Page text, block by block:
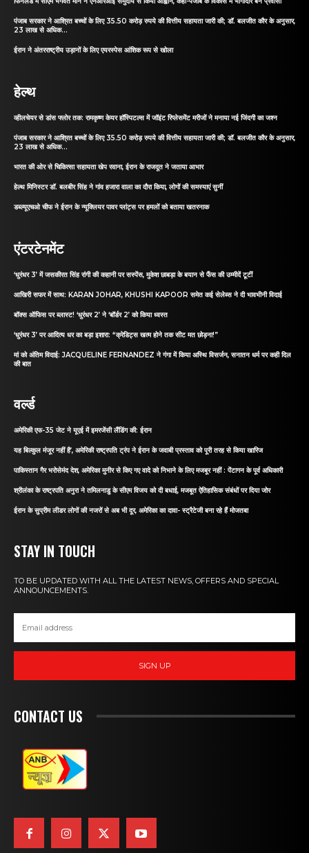
पंजाब सरकार ने आश्रित बच्चों के लिए 35.50 करोड़ रुपये की वित्तीय सहायता जारी की; डॉ. बलजीत कौर के अनुसार,
23 लाख से अधिक...
ईरान ने अंतरराष्ट्रीय उड़ानों के लिए एयरस्पेस आंशिक रूप से खोला
हेल्थ
व्हीलचेयर से डांस फ्लोर तक: रामकृष्ण केयर हॉस्पिटल्स में जॉइंट रिप्लेसमेंट मरीजों ने मनाया नई जिंदगी का जश्न
पंजाब सरकार ने आश्रित बच्चों के लिए 35.50 करोड़ रुपये की वित्तीय सहायता जारी की; डॉ. बलजीत कौर के अनुसार,
23 लाख से अधिक...
भारत की ओर से चिकित्सा सहायता खेप रवाना, ईरान के राजदूत ने जताया आभार
हेल्थ मिनिस्टर डॉ. बलबीर सिंह ने गांव हजारा वाला का दौरा किया, लोगों की समस्याएं सुनीं
डब्ल्यूएचओ चीफ ने ईरान के न्यूक्लियर पावर प्लांट्स पर हमलों को बताया खतरनाक
एंटरटेनमेंट
‘धुरंधर 3’ में जसकीरत सिंह रांगी की कहानी पर सस्पेंस, मुकेश छाबड़ा के बयान से फैंस की उम्मीदें टूटीं
आखिरी सफर में साथ: KARAN JOHAR, KHUSHI KAPOOR समेत कई सेलेब्स ने दी भावभीनी विदाई
बॉक्स ऑफिस पर ब्लास्ट! ‘धुरंधर 2’ ने ‘बॉर्डर 2’ को किया ध्वस्त
‘धुरंधर 3’ पर आदित्य धर का बड़ा इशारा: “क्रेडिट्स खत्म होने तक सीट मत छोड़ना!”
मां को अंतिम विदाई: JACQUELINE FERNANDEZ ने गंगा में किया अस्थि विसर्जन, सनातन धर्म पर कही दिल
की बात
वर्ल्ड
अमेरिकी एफ-35 जेट ने यूएई में इमरजेंसी लैंडिंग की: ईरान
यह बिल्कुल मंजूर नहीं है’, अमेरिकी राष्ट्रपति ट्रंप ने ईरान के जवाबी प्रस्ताव को पूरी तरह से किया खारिज
पाकिस्तान गैर भरोसेमंद देश, अमेरिका मुनीर से किए गए वादे को निभाने के लिए मजबूर नहीं : पेंटागन के पूर्व अधिकारी
श्रीलंका के राष्ट्रपति अनुरा ने तमिलनाडु के सीएम विजय को दी बधाई, मजबूत ऐतिहासिक संबंधों पर दिया जोर
ईरान के सुप्रीम लीडर लोगों की नजरों से अब भी दूर, अमेरिका का दावा- स्ट्रैटेजी बना रहे हैं मोजतबा
STAY IN TOUCH
TO BE UPDATED WITH ALL THE LATEST NEWS, OFFERS AND SPECIAL
ANNOUNCEMENTS.
SIGN UP
CONTACT US